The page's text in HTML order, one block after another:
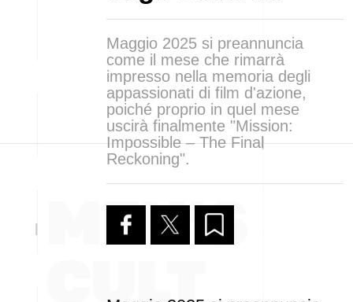
Maggio 2025 si preannuncia
come il mese che rimarrà
impresso nella memoria degli
appassionati di film d'azione,
poiché proprio in quel mese
uscirà finalmente "Mission:
Impossible – The Final
Reckoning".